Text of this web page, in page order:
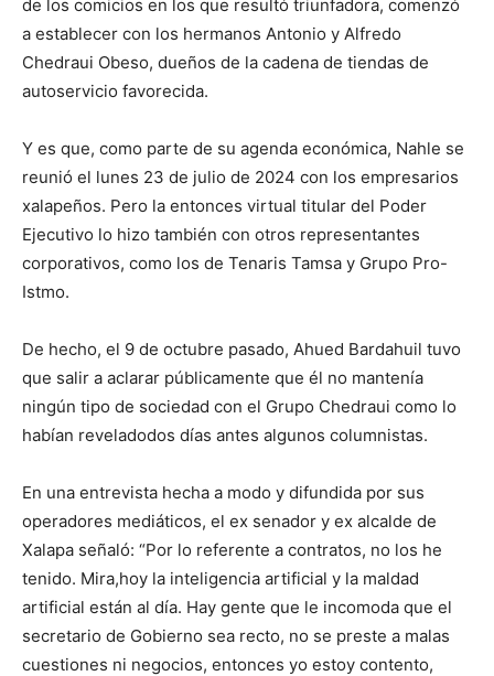
de los comicios en los que resultó triunfadora, comenzó
a establecer con los hermanos Antonio y Alfredo
Chedraui Obeso, dueños de la cadena de tiendas de
autoservicio favorecida.
Y es que, como parte de su agenda económica, Nahle se
reunió el lunes 23 de julio de 2024 con los empresarios
xalapeños. Pero la entonces virtual titular del Poder
Ejecutivo lo hizo también con otros representantes
corporativos, como los de Tenaris Tamsa y Grupo Pro-
Istmo.
De hecho, el 9 de octubre pasado, Ahued Bardahuil tuvo
que salir a aclarar públicamente que él no mantenía
ningún tipo de sociedad con el Grupo Chedraui como lo
habían reveladodos días antes algunos columnistas.
En una entrevista hecha a modo y difundida por sus
operadores mediáticos, el ex senador y ex alcalde de
Xalapa señaló: “Por lo referente a contratos, no los he
tenido. Mira,hoy la inteligencia artificial y la maldad
artificial están al día. Hay gente que le incomoda que el
secretario de Gobierno sea recto, no se preste a malas
cuestiones ni negocios, entonces yo estoy contento,